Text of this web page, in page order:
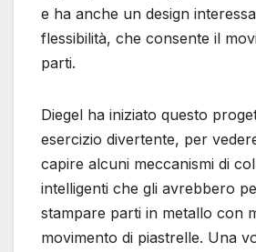
e ha anche un design
flessibilità, che consente il
parti.
Diegel ha iniziato questo
esercizio divertente, per
capire alcuni meccanismi di
intelligenti che gli avrebbero
stampare parti in metallo con
movimento di piastrelle. Una